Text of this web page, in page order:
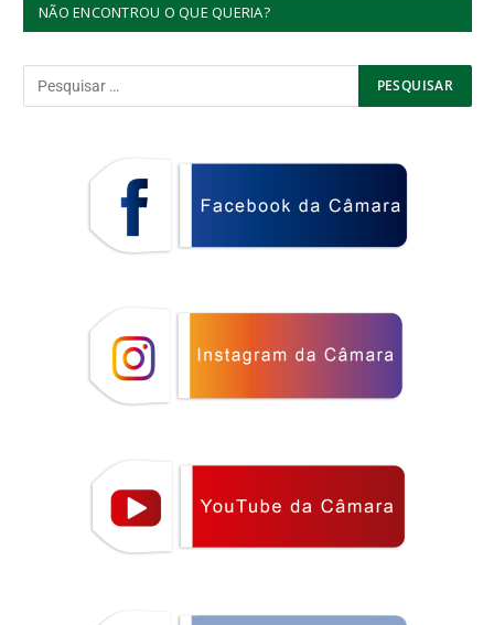
NÃO ENCONTROU O QUE QUERIA?